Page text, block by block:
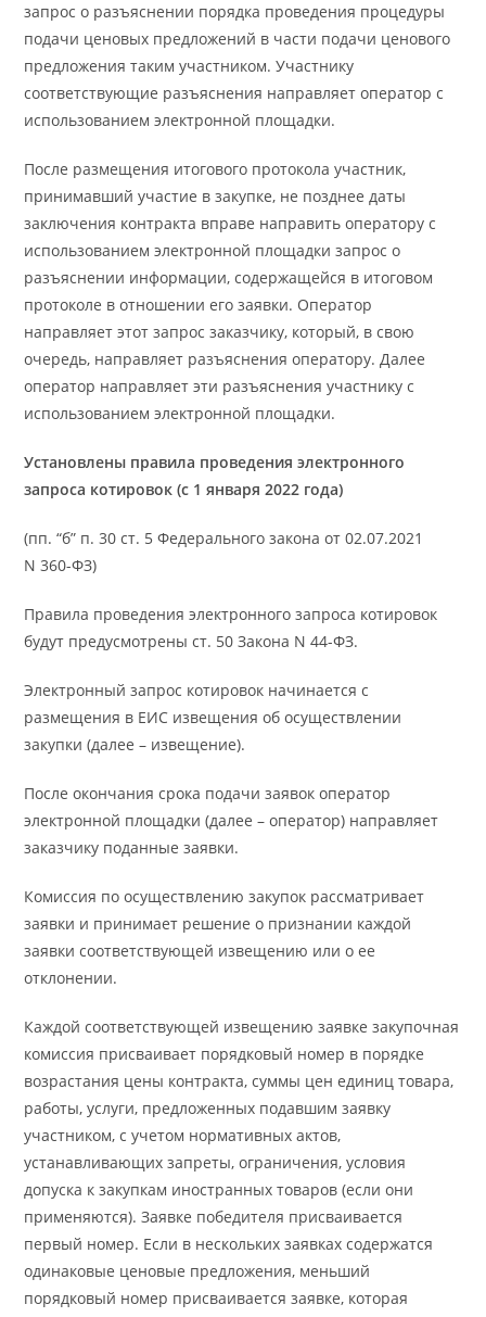
запрос о разъяснении порядка проведения процедуры
подачи ценовых предложений в части подачи ценового
предложения таким участником. Участнику
соответствующие разъяснения направляет оператор с
использованием электронной площадки.
После размещения итогового протокола участник,
принимавший участие в закупке, не позднее даты
заключения контракта вправе направить оператору с
использованием электронной площадки запрос о
разъяснении информации, содержащейся в итоговом
протоколе в отношении его заявки. Оператор
направляет этот запрос заказчику, который, в свою
очередь, направляет разъяснения оператору. Далее
оператор направляет эти разъяснения участнику с
использованием электронной площадки.
Установлены правила проведения электронного
запроса котировок (с 1 января 2022 года)
(пп. “б” п. 30 ст. 5 Федерального закона от 02.07.2021
N 360-ФЗ)
Правила проведения электронного запроса котировок
будут предусмотрены ст. 50 Закона N 44-ФЗ.
Электронный запрос котировок начинается с
размещения в ЕИС извещения об осуществлении
закупки (далее – извещение).
После окончания срока подачи заявок оператор
электронной площадки (далее – оператор) направляет
заказчику поданные заявки.
Комиссия по осуществлению закупок рассматривает
заявки и принимает решение о признании каждой
заявки соответствующей извещению или о ее
отклонении.
Каждой соответствующей извещению заявке закупочная
комиссия присваивает порядковый номер в порядке
возрастания цены контракта, суммы цен единиц товара,
работы, услуги, предложенных подавшим заявку
участником, с учетом нормативных актов,
устанавливающих запреты, ограничения, условия
допуска к закупкам иностранных товаров (если они
применяются). Заявке победителя присваивается
первый номер. Если в нескольких заявках содержатся
одинаковые ценовые предложения, меньший
порядковый номер присваивается заявке, которая